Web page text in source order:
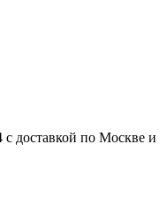
доставкой по Москве и